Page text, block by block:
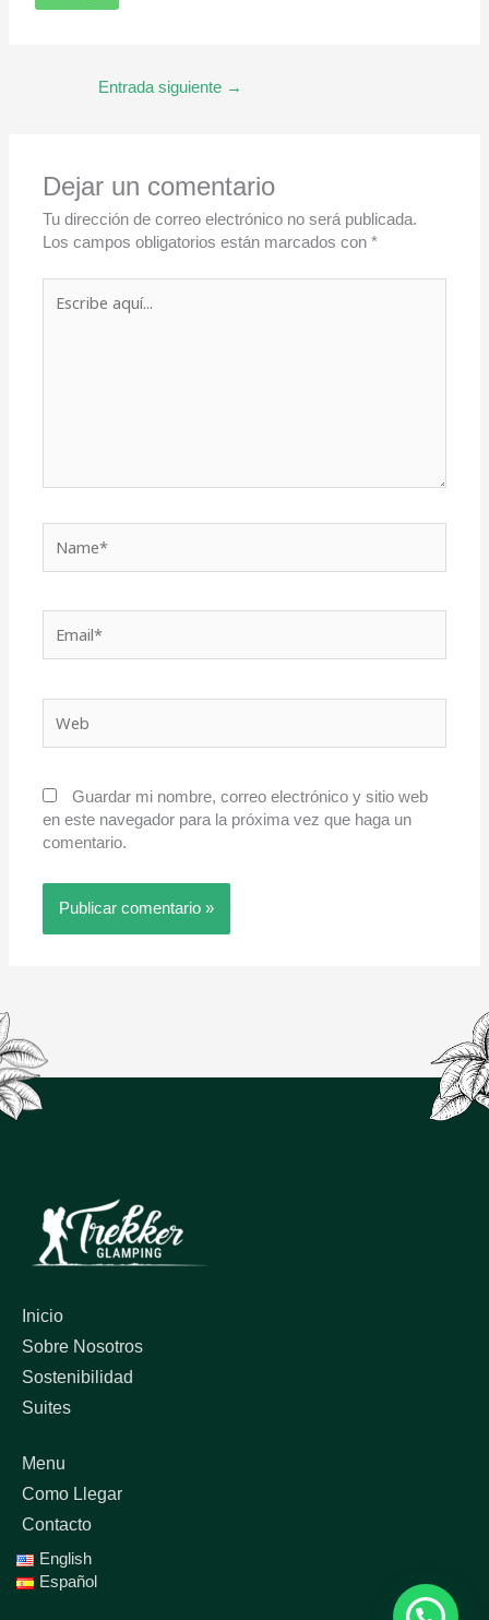
Entrada siguiente →
Dejar un comentario
Tu dirección de correo electrónico no será publicada.
Los campos obligatorios están marcados con*
aquí...
Guardar mi nombre, correo electrónico y sitio web
en este navegador para la próxima vez que haga un
comentario.
Inicio
Sobre Nosotros
Sostenibilidad
Suites
Menu
Como Llegar
Contacto
English
Español